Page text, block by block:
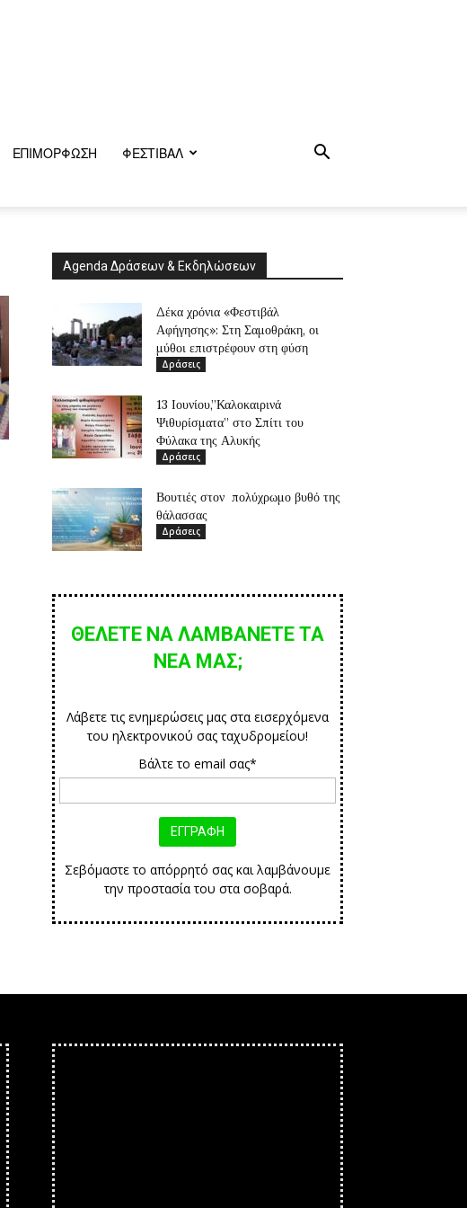
ΕΠΙΜΌΡΦΩΣΗ
ΦΕΣΤΙΒΑΛ
Agenda Δράσεων & Εκδηλώσεων
Δέκα χρόνια «Φεστιβάλ
Αφήγησης»: Στη Σαμοθράκη, οι
μύθοι επιστρέφουν στη φύση
Δράσεις
13 Ιουνίου,”Καλοκαιρινά
Ψιθυρίσματα” στο Σπίτι του
Φύλακα της Αλυκής
Δράσεις
Βουτιές στον πολύχρωμο βυθό της
θάλασσας
Δράσεις
ΘΕΛΕΤΕ ΝΑ ΛΑΜΒΑΝΕΤΕ ΤΑ
ΝΕΑ ΜΑΣ;
Λάβετε τις ενημερώσεις μας στα εισερχόμενα
του ηλεκτρονικού σας ταχυδρομείου!
Βάλτε το email σας*
Σεβόμαστε το απόρρητό σας και λαμβάνουμε
την προστασία του στα σοβαρά.